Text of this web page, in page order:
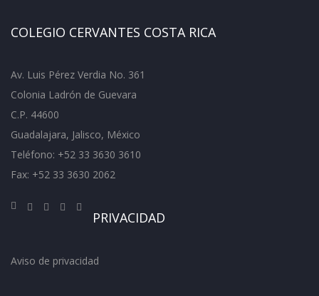
COLEGIO CERVANTES COSTA RICA
Av. Luis Pérez Verdia No. 361
Colonia Ladrón de Guevara
C.P. 44600
Guadalajara, Jalisco, México
Teléfono: +52 33 3630 3610
Fax: +52 33 3630 2062
PRIVACIDAD
Aviso de privacidad